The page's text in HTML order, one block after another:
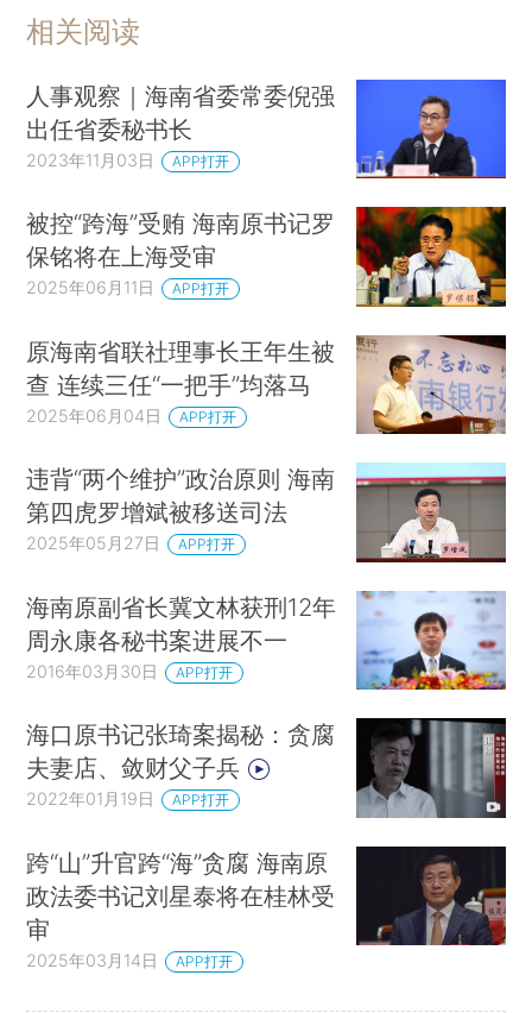
相关阅读
人事观察｜海南省委常委倪强
出任省委秘书长
2023年11月03日 APP打开
被控“跨海”受贿 海南原书记罗
保铭将在上海受审
2025年06月11日 APP打开
原海南省联社理事长王年生被
查 连续三任“一把手”均落马
2025年06月04日 APP打开
违背“两个维护”政治原则 海南
第四虎罗增斌被移送司法
2025年05月27日 APP打开
海南原副省长冀文林获刑12年
周永康各秘书案进展不一
2016年03月30日 APP打开
海口原书记张琦案揭秘：贪腐
夫妻店、敛财父子兵
2022年01月19日 APP打开
跨“山”升官跨“海”贪腐 海南原
政法委书记刘星泰将在桂林受
审
2025年03月14日 APP打开